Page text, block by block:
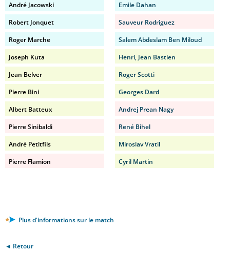
André Jacowski
Robert Jonquet
Roger Marche
Joseph Kuta
Jean Belver
Pierre Bini
Albert Batteux
Pierre Sinibaldi
André Petitfils
Pierre Flamion
Emile Dahan
Sauveur Rodriguez
Salem Abdeslam Ben Miloud
Henri, Jean Bastien
Roger Scotti
Georges Dard
Andrej Prean Nagy
René Bihel
Miroslav Vratil
Cyril Martin
Plus d'informations sur le match
◄ Retour